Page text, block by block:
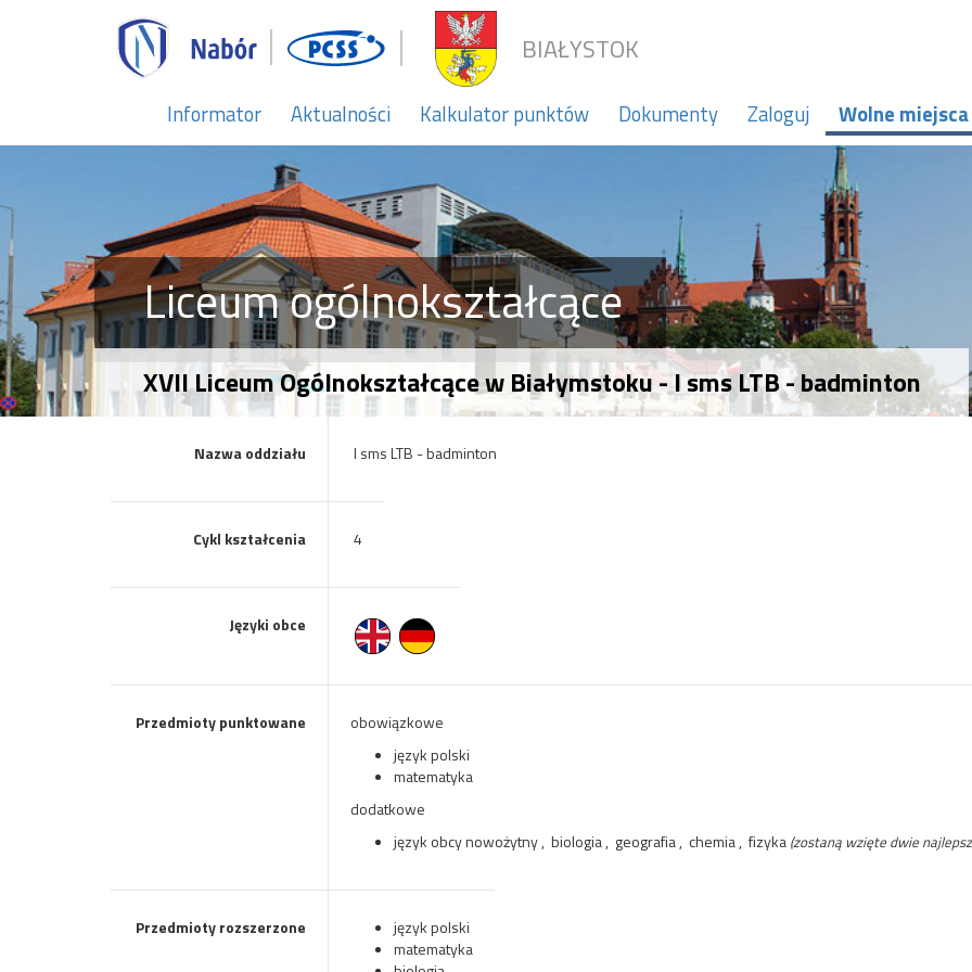
BIAŁYSTOK
Informator Aktualności Kalkulator punktów Dokumenty Zaloguj Wolne miejsca
Liceum ogólnokształcące
XVII Liceum Ogólnokształcące w Białymstoku - I sms LTB - badminton
Nazwa oddziału I sms LTB - badminton
Cykl kształcenia 4
Języki obce
Przedmioty punktowane
obowiązkowe
język polski
matematyka
dodatkowe
język obcy nowożytny , biologia , geografia , chemia , fizyka (zostaną wzięte dwie
Przedmioty rozszerzone
język polski
matematyka